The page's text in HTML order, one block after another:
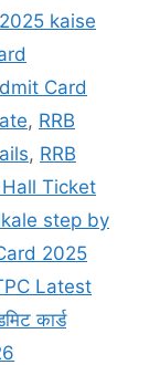
kaise
Card
, RRB
, RRB
Hall Ticket
step by
2025
Latest
कार्ड